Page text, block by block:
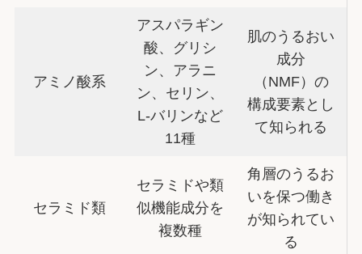
アミノ酸系
アスパラギン
酸、グリシ
ン、アラニ
ン、セリン、
L-バリンなど
11種
肌のうるおい
成分
（NMF）の
構成要素とし
て知られる
セラミド類
セラミドや類
似機能成分を
複数種
角層のうるお
いを保つ働き
が知られてい
る